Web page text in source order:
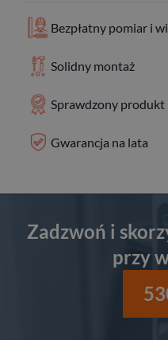
Bezpłatny pomiar i
Solidny montaż
Sprawdzony produkt
Gwarancja na lata
Zadzwoń i
przy